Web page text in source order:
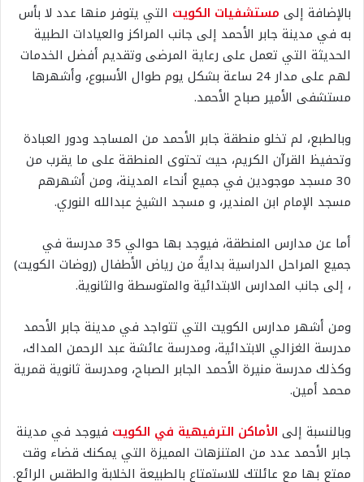
بالإضافة إلى مستشفيات الكويت التي يتوفر منها عدد لا بأس
به في مدينة جابر الأحمد إلى جانب المراكز والعيادات الطبية
الحديثة التي تعمل على رعاية المرضى وتقديم أفضل الخدمات
لهم على مدار 24 ساعة بشكل يوم طوال الأسبوع، وأشهرها
مستشفى الأمير صباح الأحمد.
وبالطبع، لم تخلو منطقة جابر الأحمد من المساجد ودور العبادة
وتحفيظ القرآن الكريم، حيث تحتوى المنطقة على ما يقرب من
30 مسجد موجودين في جميع أنحاء المدينة، ومن أشهرهم
مسجد الإمام ابن المندير، و مسجد الشيخ عبدالله النوري.
أما عن مدارس المنطقة، فيوجد بها حوالي 35 مدرسة في
جميع المراحل الدراسية بدايةً من رياض الأطفال (روضات الكويت)
، إلى جانب المدارس الابتدائية والمتوسطة والثانوية.
ومن أشهر مدارس الكويت التي تتواجد في مدينة جابر الأحمد
مدرسة الغزالي الابتدائية، ومدرسة عائشة عبد الرحمن المداك،
وكذلك مدرسة منيرة الأحمد الجابر الصباح، ومدرسة ثانوية قمرية
محمد أمين.
وبالنسبة إلى الأماكن الترفيهية في الكويت فيوجد في مدينة
جابر الأحمد عدد من المتنزهات المميزة التي يمكنك قضاء وقت
ممتع بها مع عائلتك للاستمتاع بالطبيعة الخلابة والطقس الرائع.